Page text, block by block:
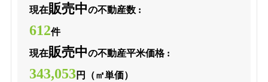
現在販売中の不動産数 :
612件
現在販売中の不動産平米価格 :
343,053円（㎡単価）